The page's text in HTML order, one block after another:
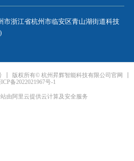
市浙江省杭州市临安区青山湖街道科技
inc.com
版权所有© 杭州昇辉智能科技有限公司官网
备2022021967号-1
由阿里云提供云计算及安全服务